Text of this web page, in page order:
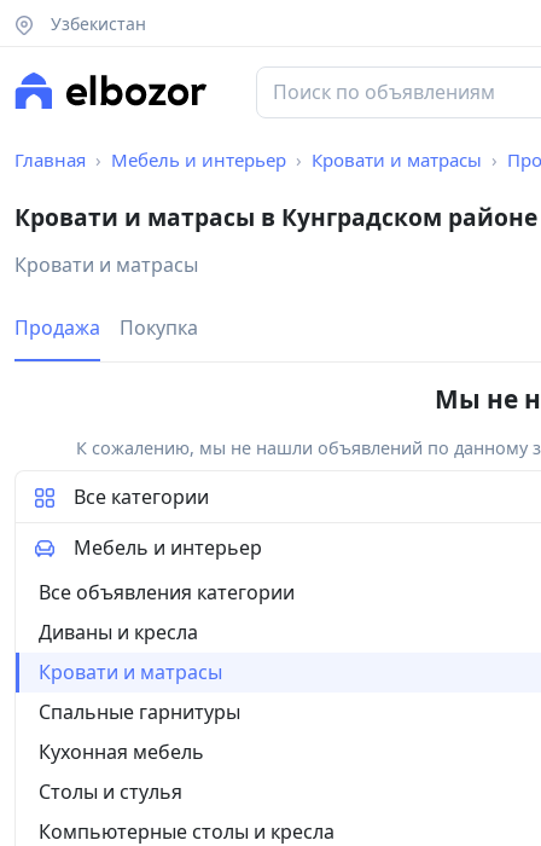
Узбекистан
Главная Мебель и интерьер Кровати и матрасы
Кровати и матрасы в Кунградском районе
Кровати и матрасы
Продажа Покупка
Мы не
К сожалению, мы не нашли объявлений по данному
Все категории
Мебель и интерьер
Все объявления категории
Диваны и кресла
Кровати и матрасы
Спальные гарнитуры
Кухонная мебель
Столы и стулья
Компьютерные столы и кресла